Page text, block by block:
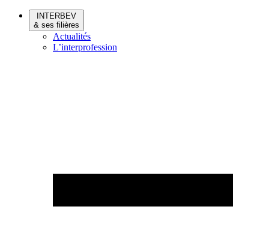
INTERBEV
& ses filières
Actualités
L’interprofession